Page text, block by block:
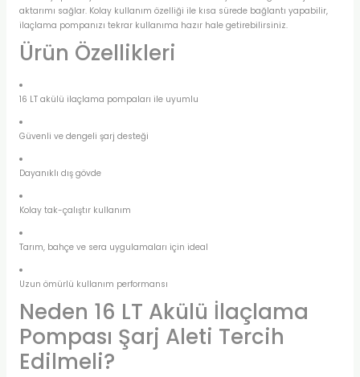
aktarımı sağlar. Kolay kullanım özelliği ile kısa sürede bağlantı yapabilir,
ilaçlama pompanızı tekrar kullanıma hazır hale getirebilirsiniz.
Ürün Özellikleri
16 LT akülü ilaçlama pompaları ile uyumlu
Güvenli ve dengeli şarj desteği
Dayanıklı dış gövde
Kolay tak-çalıştır kullanım
Tarım, bahçe ve sera uygulamaları için ideal
Uzun ömürlü kullanım performansı
Neden 16 LT Akülü İlaçlama
Pompası Şarj Aleti Tercih
Edilmeli?